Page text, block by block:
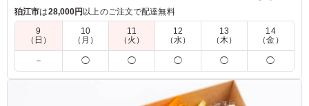
様々なシーンでお使いいただけます。オリジナルソースは8種
類からお選びいただけます。
株式会社ハイブリッドファクトリー
直火網焼きのグリル・ド・チキンは表面こんがり香ばし
く、中身はしっとり柔らかで非常に美味しかったです。ぶ
狛江市は28,000円 以上のご注文で配達無料
9
（日）
10
（月）
11
（火）
12
（水）
13
（木）
14
（金）
－ ◯ ◯ ◯ ◯ ◯